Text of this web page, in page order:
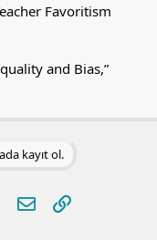
Favoritism
and Bias,”
kayıt ol.
WhatsApp
E-postaLink